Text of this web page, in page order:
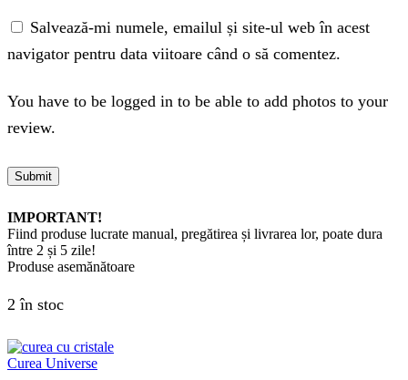
Salvează-mi numele, emailul și site-ul web în acest
navigator pentru data viitoare când o să comentez.
You have to be logged in to be able to add photos to your
review.
IMPORTANT!
Fiind produse lucrate manual, pregătirea și livrarea lor, poate dura
între 2 și 5 zile!
Produse asemănătoare
2 în stoc
Curea Universe